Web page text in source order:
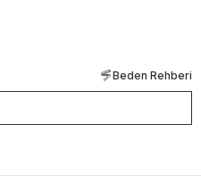
Beden Rehberi